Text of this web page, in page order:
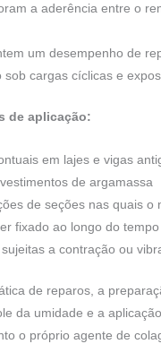
a aderência entre o
um desempenho de
sob cargas cíclicas e
de aplicação:
em lajes e vigas
de argamassa
de seções nas quais o
fixado ao longo do tempo
a contração ou
de reparos, a
da umidade e a
o próprio agente de